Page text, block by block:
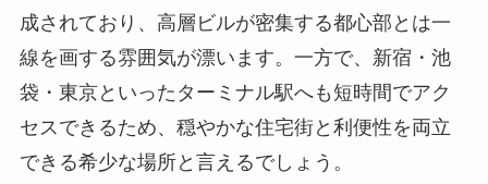
成されており、高層ビルが密集する都心部とは一
線を画する雰囲気が漂います。一方で、新宿・池
袋・東京といったターミナル駅へも短時間でアク
セスできるため、穏やかな住宅街と利便性を両立
できる希少な場所と言えるでしょう。